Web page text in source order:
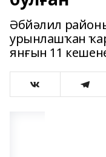
Әбйәлил
урынлашҡан
янғын 11